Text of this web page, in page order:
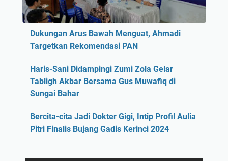
Dukungan Arus Bawah Menguat, Ahmadi
Targetkan Rekomendasi PAN
Haris-Sani Didampingi Zumi Zola Gelar
Tabligh Akbar Bersama Gus Muwafiq di
Sungai Bahar
Bercita-cita Jadi Dokter Gigi, Intip Profil Aulia
Pitri Finalis Bujang Gadis Kerinci 2024